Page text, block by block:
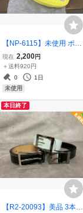
【NP-6115】未使用 ポケ
モンセンターオリジナル
ショルダーバッグ PIKAC
HU ポケモン ピカチュウ
かばん バッグ 同梱可【千
現在 2,200円
＋送料920円
0
1日
未使用
本日終了
【R2-20093】美品 3本セ